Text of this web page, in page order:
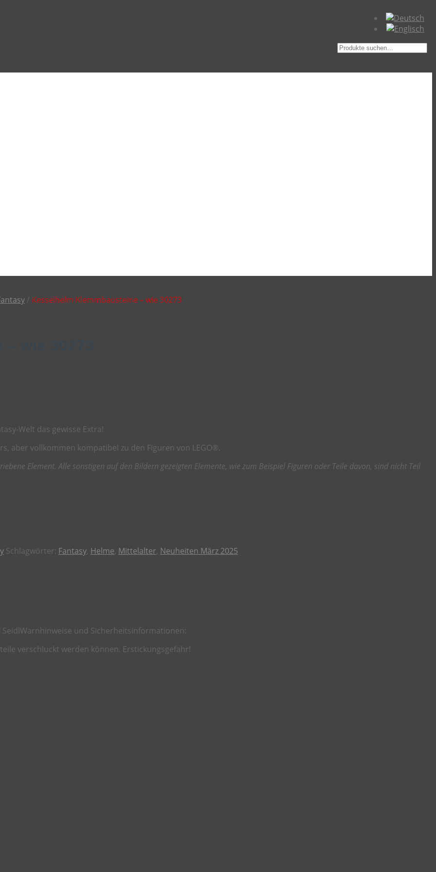
Suche
/ Kesselhelm Klemmbausteine – wie 30273
Welt das gewisse Extra!
aber vollkommen kompatibel zu den Figuren von LEGO®.
Element. Alle sonstigen auf den Bildern gezeigten Elemente, wie zum Beispiel Figuren oder Teile davon, sind nicht Teil
Schlagwörter: Fantasy, Helme, Mittelalter, Neuheiten März 2025
Warnhinweise und Sicherheitsinformationen:
verschluckt werden können. Erstickungsgefahr!